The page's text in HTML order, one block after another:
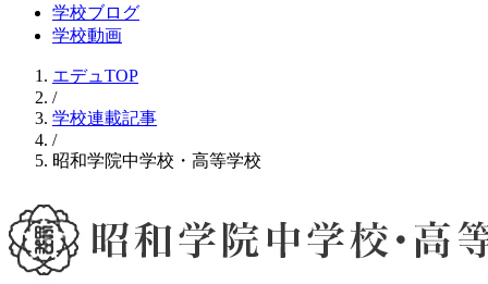
学校ブログ
学校動画
エデュTOP
/
学校連載記事
/
昭和学院中学校・高等学校